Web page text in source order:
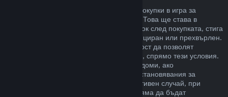
Steam ще предлага възстановяване на покупки в игра за
всякакви заглавия разработени от Valve. Това ще става в
рамките на четиридесет и осем часов срок след покупката, стига
артикула да не е бил използван, модифициран или прехвърлен.
Другите разработчици ще имат възможност да позволят
възстановявания за артикули в игрите си, спрямо тези условия.
По време на покупката Steam ще Ви уведоми, ако
разработчикът е решил да предлага възстановявания за
артикула в играта, който купувате. В противен случай, при
покупките в игри, които не са на Valve, няма да бъдат